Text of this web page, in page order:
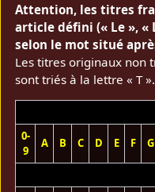
Attention, les titres
article défini (« Le », «
selon le mot situé
Les titres originaux non
sont triés à la lettre « T ».
0-
9
A B C D E F G